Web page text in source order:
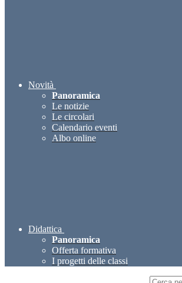
Novità
Panoramica
Le notizie
Le circolari
Calendario eventi
Albo online
Didattica
Panoramica
Offerta formativa
I progetti delle classi